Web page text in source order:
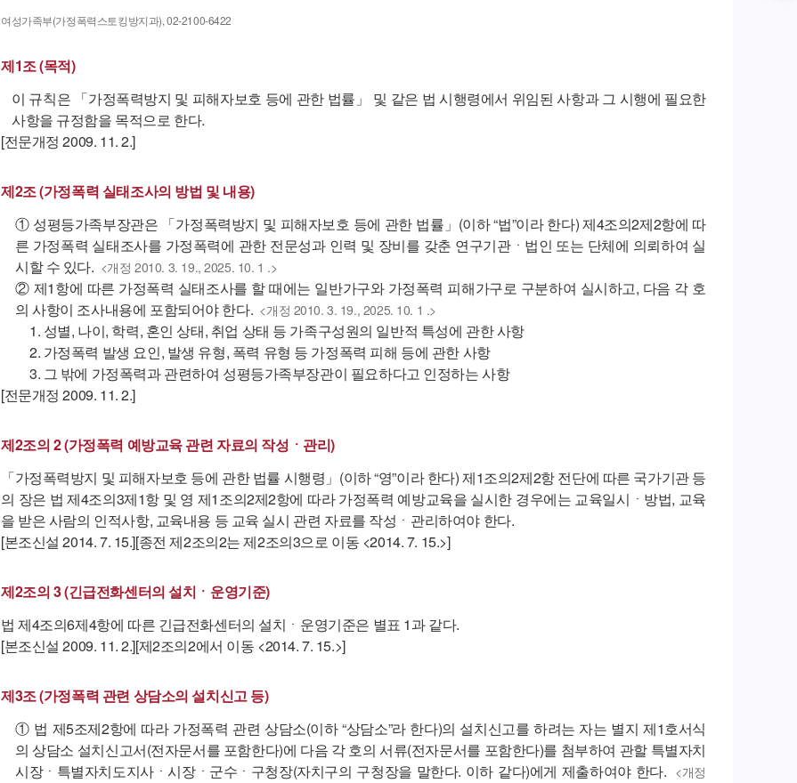
여성가족부(가정폭력스토킹방지과), 02-2100-6422
제1조 (목적)
이 규칙은 「가정폭력방지 및 피해자보호 등에 관한 법률」 및 같은 법 시행령에서 위임된 사항과 그 시행에 필요한
사항을 규정함을 목적으로 한다.
[전문개정 2009. 11. 2.]
제2조 (가정폭력 실태조사의 방법 및 내용)
① 성평등가족부장관은 「가정폭력방지 및 피해자보호 등에 관한 법률」(이하 “법”이라 한다) 제4조의2제2항에 따
른 가정폭력 실태조사를 가정폭력에 관한 전문성과 인력 및 장비를 갖춘 연구기관ㆍ법인 또는 단체에 의뢰하여 실
시할 수 있다. <개정 2010. 3. 19., 2025. 10. 1 .>
② 제1항에 따른 가정폭력 실태조사를 할 때에는 일반가구와 가정폭력 피해가구로 구분하여 실시하고, 다음 각 호
의 사항이 조사내용에 포함되어야 한다. <개정 2010. 3. 19., 2025. 10. 1 .>
1. 성별, 나이, 학력, 혼인 상태, 취업 상태 등 가족구성원의 일반적 특성에 관한 사항
2. 가정폭력 발생 요인, 발생 유형, 폭력 유형 등 가정폭력 피해 등에 관한 사항
3. 그 밖에 가정폭력과 관련하여 성평등가족부장관이 필요하다고 인정하는 사항
[전문개정 2009. 11. 2.]
제2조의 2 (가정폭력 예방교육 관련 자료의 작성ㆍ관리)
「가정폭력방지 및 피해자보호 등에 관한 법률 시행령」(이하 “영”이라 한다) 제1조의2제2항 전단에 따른 국가기관 등
의 장은 법 제4조의3제1항 및 영 제1조의2제2항에 따라 가정폭력 예방교육을 실시한 경우에는 교육일시ㆍ방법, 교육
을 받은 사람의 인적사항, 교육내용 등 교육 실시 관련 자료를 작성ㆍ관리하여야 한다.
[본조신설 2014. 7. 15.][종전 제2조의2는 제2조의3으로 이동 <2014. 7. 15.>]
제2조의 3 (긴급전화센터의 설치ㆍ운영기준)
법 제4조의6제4항에 따른 긴급전화센터의 설치ㆍ운영기준은 별표 1과 같다.
[본조신설 2009. 11. 2.][제2조의2에서 이동 <2014. 7. 15.>]
제3조 (가정폭력 관련 상담소의 설치신고 등)
① 법 제5조제2항에 따라 가정폭력 관련 상담소(이하 “상담소”라 한다)의 설치신고를 하려는 자는 별지 제1호서식
의 상담소 설치신고서(전자문서를 포함한다)에 다음 각 호의 서류(전자문서를 포함한다)를 첨부하여 관할 특별자치
시장ㆍ특별자치도지사ㆍ시장ㆍ군수ㆍ구청장(자치구의 구청장을 말한다. 이하 같다)에게 제출하여야 한다. <개정